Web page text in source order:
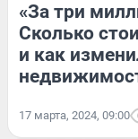
«За три
Сколько
и как
17 марта, 2024, 09:00